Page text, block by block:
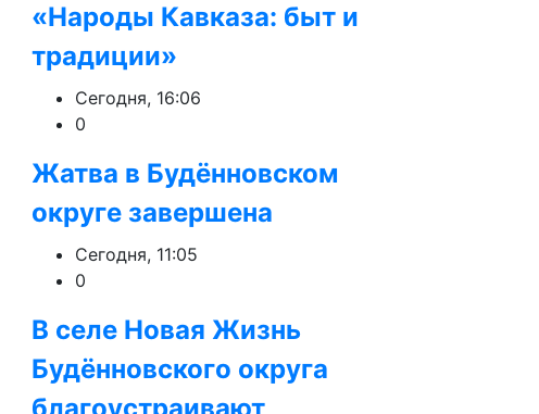
«Народы Кавказа: быт и
традиции»
Сегодня, 16:06
0
Жатва в Будённовском
округе завершена
Сегодня, 11:05
0
В селе Новая Жизнь
Будённовского округа